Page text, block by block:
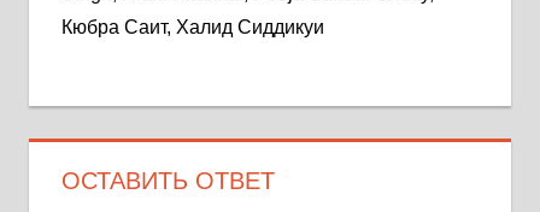
Кюбра Саит, Халид Сиддикуи
ОСТАВИТЬ ОТВЕТ